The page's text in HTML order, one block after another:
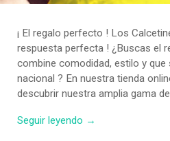
¡ El regalo perfecto ! Los
respuesta perfecta ! ¿Buscas el
combine comodidad, estilo y que
nacional ? En nuestra tienda
descubrir nuestra amplia gama
Seguir leyendo →